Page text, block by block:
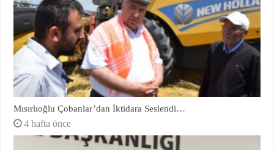
Mısırlıoğlu Çobanlar’dan İktidara Seslendi…
4 hafta önce